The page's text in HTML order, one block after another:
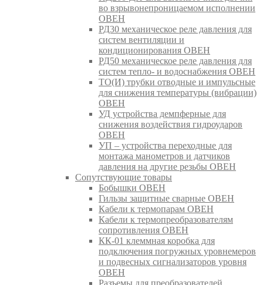
во взрывонепроницаемом исполнении
ОВЕН
РД30 механическое реле давления для
систем вентиляции и
кондиционирования ОВЕН
РД50 механическое реле давления для
систем тепло- и водоснабжения ОВЕН
ТО(И) трубки отводные и импульсные
для снижения температуры (вибрации)
ОВЕН
УД устройства демпферные для
снижения воздействия гидроударов
ОВЕН
УП – устройства переходные для
монтажа манометров и датчиков
давления на другие резьбы ОВЕН
Сопутствующие товары
Бобышки ОВЕН
Гильзы защитные сварные ОВЕН
Кабели к термопарам ОВЕН
Кабели к термопреобразователям
сопротивления ОВЕН
КК-01 клеммная коробка для
подключения погружных уровнемеров
и подвесных сигнализаторов уровня
ОВЕН